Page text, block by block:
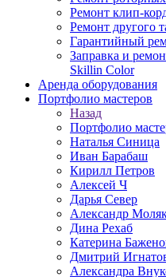
Ремонт клип-
Ремонт другого
Гарантийный
Заправка и
Skillin Color
Аренда оборудования
Портфолио мастеров
Назад
Портфолио
Наталья Синица
Иван Барабаш
Кирилл Петров
Алексей Ч
Дарья Север
Александр
Дина Рехаб
Катерина
Дмитрий
Александра